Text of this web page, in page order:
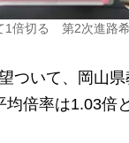
1倍切る 第2次進路
ついて、岡山県
倍率は1.03倍